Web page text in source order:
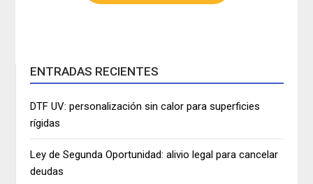
ENTRADAS RECIENTES
DTF UV: personalización sin calor para superficies
rígidas
Ley de Segunda Oportunidad: alivio legal para cancelar
deudas